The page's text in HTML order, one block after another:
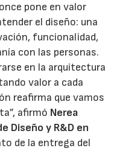
pone en valor
el diseño: una
funcionalidad,
con las personas.
en la arquitectura
valor a cada
reafirma que vamos
afirmó Nerea
Diseño y R&D en
de la entrega del